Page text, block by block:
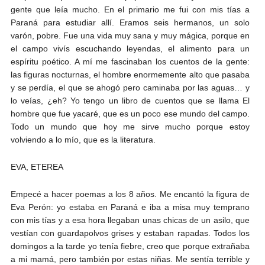
gente que leía mucho. En el primario me fui con mis tías a
Paraná para estudiar allí. Eramos seis hermanos, un solo
varón, pobre. Fue una vida muy sana y muy mágica, porque en
el campo vivís escuchando leyendas, el alimento para un
espíritu poético. A mí me fascinaban los cuentos de la gente:
las figuras nocturnas, el hombre enormemente alto que pasaba
y se perdía, el que se ahogó pero caminaba por las aguas… y
lo veías, ¿eh? Yo tengo un libro de cuentos que se llama El
hombre que fue yacaré, que es un poco ese mundo del campo.
Todo un mundo que hoy me sirve mucho porque estoy
volviendo a lo mío, que es la literatura.
EVA, ETEREA
Empecé a hacer poemas a los 8 años. Me encantó la figura de
Eva Perón: yo estaba en Paraná e iba a misa muy temprano
con mis tías y a esa hora llegaban unas chicas de un asilo, que
vestían con guardapolvos grises y estaban rapadas. Todos los
domingos a la tarde yo tenía fiebre, creo que porque extrañaba
a mi mamá, pero también por estas niñas. Me sentía terrible y